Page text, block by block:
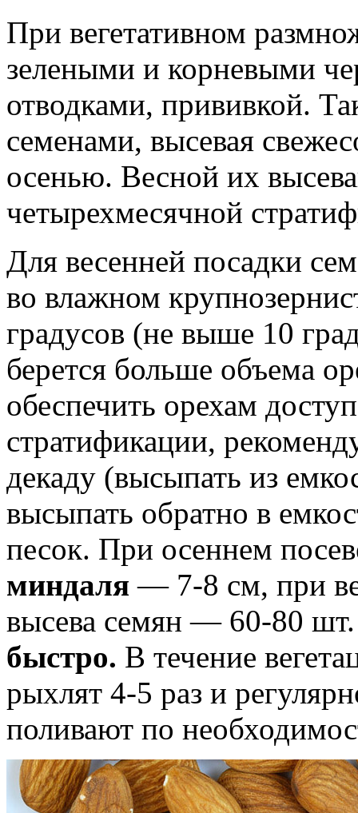
При вегетативном
зелеными и корневыми
отводками, прививкой.
семенами, высевая
осенью. Весной их
четырехмесячной
Для весенней посадки
во влажном
градусов (не выше 10
берется больше объема
обеспечить орехам
стратификации,
декаду (высыпать из
высыпать обратно в
песок. При осеннем
миндаля — 7-8 см, при
высева семян — 60-80
быстро. В течение
рыхлят 4-5 раз и
поливают по